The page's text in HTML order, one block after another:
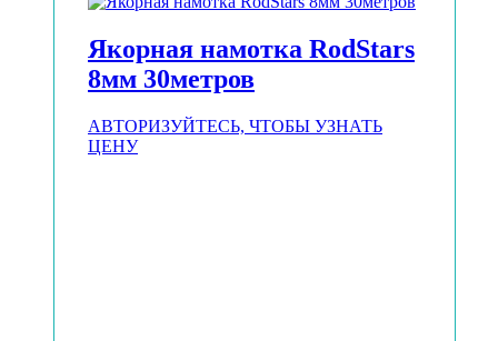
Якорная намотка RodStars
8мм 30метров
АВТОРИЗУЙТЕСЬ, ЧТОБЫ УЗНАТЬ
ЦЕНУ